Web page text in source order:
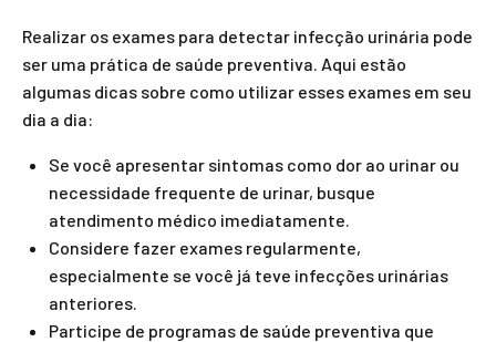
Realizar os exames para detectar infecção urinária pode
ser uma prática de saúde preventiva. Aqui estão
algumas dicas sobre como utilizar esses exames em seu
dia a dia:
Se você apresentar sintomas como dor ao urinar ou
necessidade frequente de urinar, busque
atendimento médico imediatamente.
Considere fazer exames regularmente,
especialmente se você já teve infecções urinárias
anteriores.
Participe de programas de saúde preventiva que